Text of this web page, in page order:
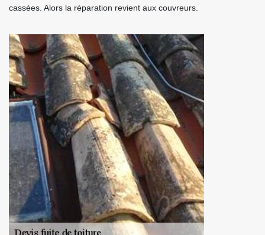
cassées. Alors la réparation revient aux couvreurs.